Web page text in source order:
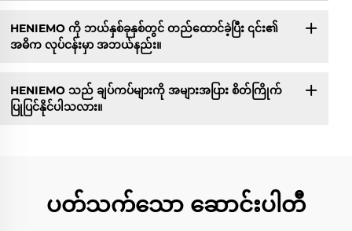
HENIEMO ကို ဘယ်နှစ်ခုနှစ်တွင် တည်ထောင်ခဲ့ပြီး ၎င်း၏
အဓိက လုပ်ငန်းမှာ အဘယ်နည်း။
HENIEMO သည် ချပ်ကပ်များကို အများအပြား စိတ်ကြိုက်
ပြုပြင်နိုင်ပါသလား။
ပတ်သက်သော ဆောင်းပါတီ